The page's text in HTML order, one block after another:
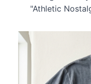
"Athletic